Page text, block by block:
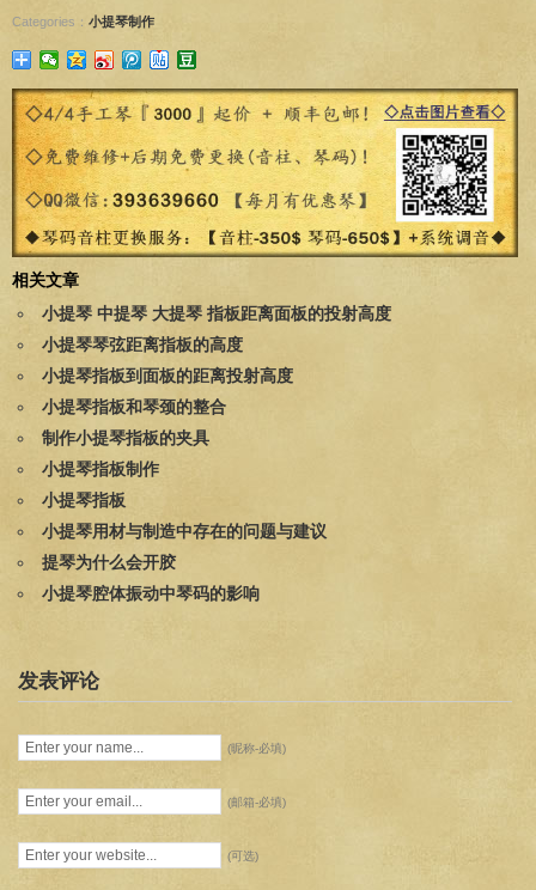
Categories： 小提琴制作
相关文章
小提琴 中提琴 大提琴 指板距离面板的投射高度
小提琴琴弦距离指板的高度
小提琴指板到面板的距离投射高度
小提琴指板和琴颈的整合
制作小提琴指板的夹具
小提琴指板制作
小提琴指板
小提琴用材与制造中存在的问题与建议
提琴为什么会开胶
小提琴腔体振动中琴码的影响
发表评论
(昵称-必填)
(邮箱-必填)
(可选)